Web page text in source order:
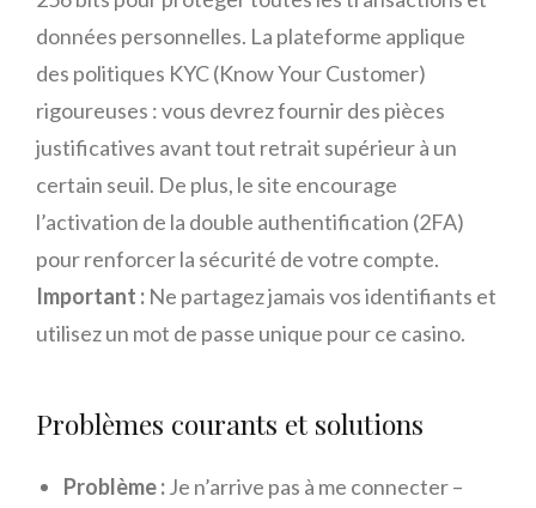
données personnelles. La plateforme applique
des politiques KYC (Know Your Customer)
rigoureuses : vous devrez fournir des pièces
justificatives avant tout retrait supérieur à un
certain seuil. De plus, le site encourage
l’activation de la double authentification (2FA)
pour renforcer la sécurité de votre compte.
Important : Ne partagez jamais vos identifiants et
utilisez un mot de passe unique pour ce casino.
Problèmes courants et solutions
Problème :Je n’arrive pas à me connecter –